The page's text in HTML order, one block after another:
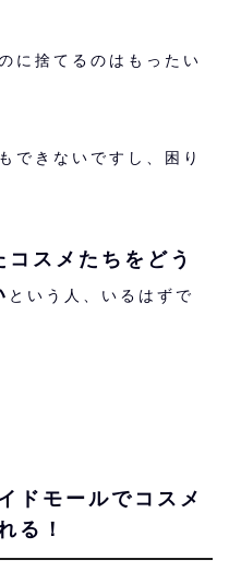
に捨てるのはもったい
できないですし、困り
スメたちをどう
という人、いるはずで
ドモールでコスメ
る！